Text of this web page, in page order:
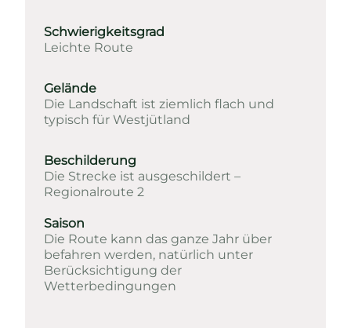
Schwierigkeitsgrad
Leichte Route
Gelände
Die Landschaft ist ziemlich flach und
typisch für Westjütland
Beschilderung
Die Strecke ist ausgeschildert –
Regionalroute 2
Saison
Die Route kann das ganze Jahr über
befahren werden, natürlich unter
Berücksichtigung der
Wetterbedingungen